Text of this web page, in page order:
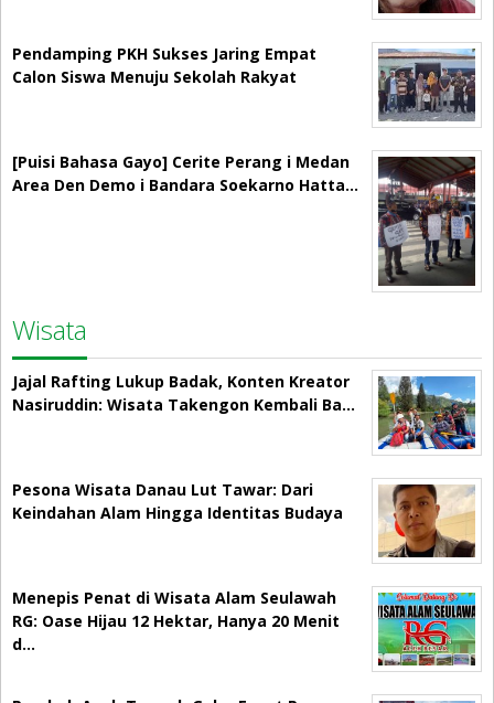
Pendamping PKH Sukses Jaring Empat
Calon Siswa Menuju Sekolah Rakyat
[Puisi Bahasa Gayo] Cerite Perang i Medan
Area Den Demo i Bandara Soekarno Hatta…
Wisata
Jajal Rafting Lukup Badak, Konten Kreator
Nasiruddin: Wisata Takengon Kembali Ba…
Pesona Wisata Danau Lut Tawar: Dari
Keindahan Alam Hingga Identitas Budaya
Menepis Penat di Wisata Alam Seulawah
RG: Oase Hijau 12 Hektar, Hanya 20 Menit
d…